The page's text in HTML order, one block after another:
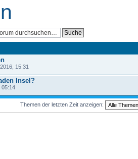
15:31
Insel?
05:14
Themen der letzten Zeit anzeigen: